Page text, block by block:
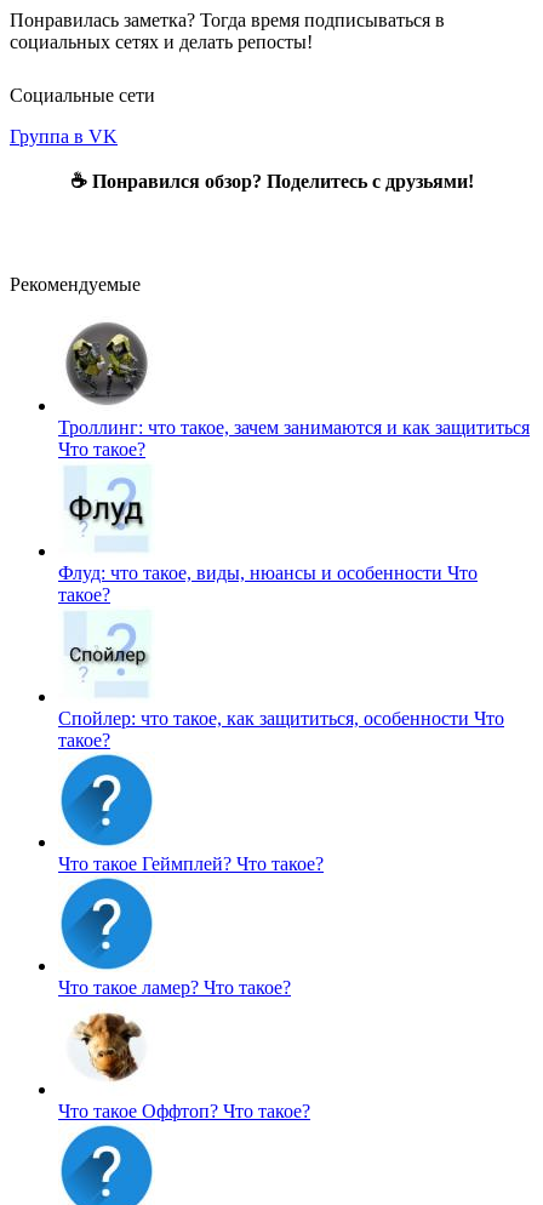
Понравилась заметка? Тогда время подписываться в
социальных сетях и делать репосты!
Социальные сети
Группа в VK
☕ Понравился обзор? Поделитесь с друзьями!
Рекомендуемые
Троллинг: что такое, зачем занимаются и как защититься
Что такое?
Флуд: что такое, виды, нюансы и особенности Что
такое?
Спойлер: что такое, как защититься, особенности Что
такое?
Что такое Геймплей? Что такое?
Что такое ламер? Что такое?
Что такое Оффтоп? Что такое?